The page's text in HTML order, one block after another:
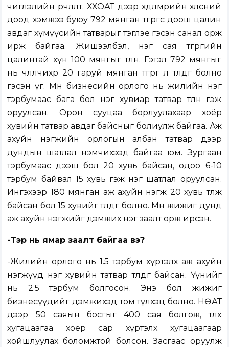
чиглэлийн өөрчлөлт. ХХОАТ дээр хөдөлмөрийн хөлсний
доод хэмжээ буюу 792 мянган төгрөгөөс доош цалин
авдаг хүмүүсийн татварыг тэглэе гэсэн санал орж
ирж байгаа. Жишээлбэл, нэг сая төгрөгийн
цалинтай хүн 100 мянгыг төлнө. Гэтэл 792 мянгыг
нь чөлөөлчихөөр 20 гаруй мянган төгрөг л төлдөг болно
гэсэн үг. Мөн бизнесийн орлого нь жилийн нэг
тэрбумаас бага бол нэг хувиар татвар төлнө гэж
оруулсан. Орон сууцаа борлуулахаар хоёр
хувийн татвар авдаг байсныг болиулж байгаа. Аж
ахуйн нэгжийн орлогын албан татвар дээр
дундын шатлал нэмчихээд байгаа юм. Зургаан
тэрбумаас дээш бол 20 хувь байсан, одоо 6-10
тэрбум байвал 15 хувь гэж нэг шатлал оруулсан.
Ингэхээр 180 мянган аж ахуйн нэгж 20 хувь төлж
байсан бол 15 хувийг төлдөг болно. Мөн жижиг дунд
аж ахуйн нэгжийг дэмжих нэг заалт орж ирсэн.
-Тэр нь ямар заалт байгаа вэ?
-Жилийн орлого нь 1.5 тэрбум хүртэлх аж ахуйн
нэгжүүд нэг хувийн татвар төлдөг байсан. Үүнийг
нь 2.5 тэрбум болгосон. Энэ бол жижиг
бизнесүүдийг дэмжихэд том түлхэц болно. НӨАТ
дээр 50 саяын босгыг 400 сая болгож, төлөх
хугацаагаа хоёр сар хүртэлх хугацаагаар
хойшлуулах боломжтой болсон. Засгаас оруулж